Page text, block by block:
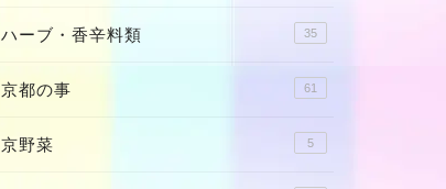
ハーブ・香辛料類 35
京都の事 61
京野菜 5